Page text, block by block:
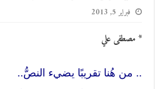
فبراير 5, 2013
* مصطفى علي
.. من هُنا تقريبًا يضيء النصُّ..